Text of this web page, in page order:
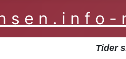
s e n . i n f o
Tider